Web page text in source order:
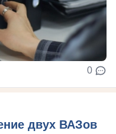
0
двух ВАЗов